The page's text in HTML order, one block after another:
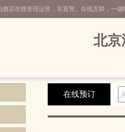
店在线管理运营，非直营。在线互联，一
北京
在线预订